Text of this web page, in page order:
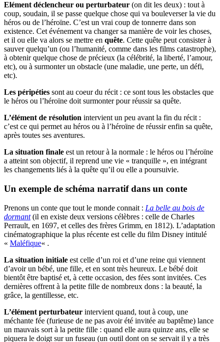
Elément déclencheur ou perturbateur (on dit les deux) : tout à
coup, soudain, il se passe quelque chose qui va bouleverser la vie du
héros ou de l’héroïne. C’est un vrai coup de tonnerre dans son
existence. Cet événement va changer sa manière de voir les choses,
et il ou elle va alors se mettre en quête. Cette quête peut consister à
sauver quelqu’un (ou l’humanité, comme dans les films catastrophe),
à obtenir quelque chose de précieux (la célébrité, la liberté, l’amour,
etc), ou à surmonter un obstacle (une maladie, une perte, un défi,
etc).
Les péripéties sont au coeur du récit : ce sont tous les obstacles que
le héros ou l’héroïne doit surmonter pour réussir sa quête.
L’élément de résolution intervient un peu avant la fin du récit :
c’est ce qui permet au héros ou à l’héroïne de réussir enfin sa quête,
après toutes ses aventures.
La situation finale est un retour à la normale : le héros ou l’héroïne
a atteint son objectif, il reprend une vie « tranquille », en intégrant
les changements liés à la quête qu’il ou elle a poursuivie.
Un exemple de schéma narratif dans un conte
Prenons un conte que tout le monde connait : La belle au bois de
dormant(il en existe deux versions célèbres : celle de Charles
Perrault, en 1697, et celles des frères Grimm, en 1812). L’adaptation
cinématographique la plus récente est celle du film Disney intitulé
« Maléfique« .
La situation initiale est celle d’un roi et d’une reine qui viennent
d’avoir un bébé, une fille, et en sont très heureux. Le bébé doit
bientôt être baptisé et, à cette occasion, des fées sont invitées. Ces
dernières offrent à la petite fille de nombreux dons : la beauté, la
grâce, la gentillesse, etc.
L’élément perturbateur intervient quand, tout à coup, une
méchante fée (furieuse de ne pas avoir été invitée au baptême) lance
un mauvais sort à la petite fille : quand elle aura quinze ans, elle se
piquera le doigt sur un fuseau (un outil dont on se servait il y a très